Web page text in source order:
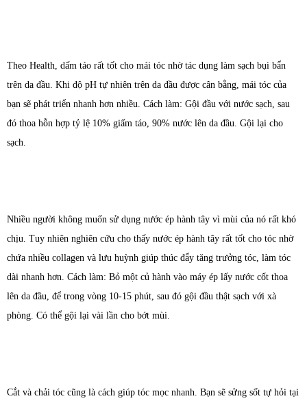
Theo Health, dấm táo rất tốt cho mái tóc nhờ tác dụng làm sạch bụi bẩn
trên da đầu. Khi độ pH tự nhiên trên da đầu được cân bằng, mái tóc của
bạn sẽ phát triển nhanh hơn nhiều. Cách làm: Gội đầu với nước sạch, sau
đó thoa hỗn hợp tỷ lệ 10% giấm táo, 90% nước lên da đầu. Gội lại cho
sạch.
Nhiều người không muốn sử dụng nước ép hành tây vì mùi của nó rất khó
chịu. Tuy nhiên nghiên cứu cho thấy nước ép hành tây rất tốt cho tóc nhờ
chứa nhiều collagen và lưu huỳnh giúp thúc đẩy tăng trưởng tóc, làm tóc
dài nhanh hơn. Cách làm: Bỏ một củ hành vào máy ép lấy nước cốt thoa
lên da đầu, để trong vòng 10-15 phút, sau đó gội đầu thật sạch với xà
phòng. Có thể gội lại vài lần cho bớt mùi.
Cắt và chải tóc cũng là cách giúp tóc mọc nhanh. Bạn sẽ sửng sốt tự hỏi tại